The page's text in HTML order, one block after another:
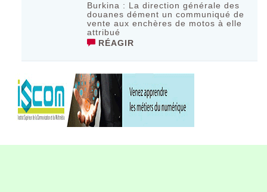
Burkina : La direction générale des
douanes dément un communiqué de
vente aux enchères de motos à elle
attribué
RÉAGIR